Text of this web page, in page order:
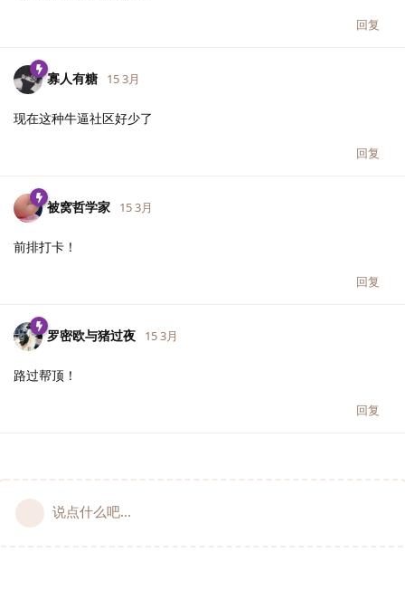
回复
寡人有糖 15 3月
现在这种牛逼社区好少了
回复
被窝哲学家 15 3月
前排打卡！
回复
罗密欧与猪过夜 15 3月
路过帮顶！
回复
说点什么吧...